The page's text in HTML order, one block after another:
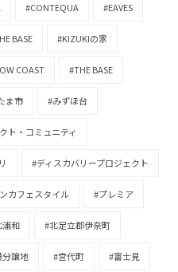
#CONTEQUA #EAVES
BASE #KIZUKIの家
COAST #THE BASE
ま市 #みずほ台
ト・コミュニティ
#ディスカバリープロジェクト
カフェスタイル #プレミア
浦和 #北足立郡伊奈町
分譲地 #宮代町 #富士見